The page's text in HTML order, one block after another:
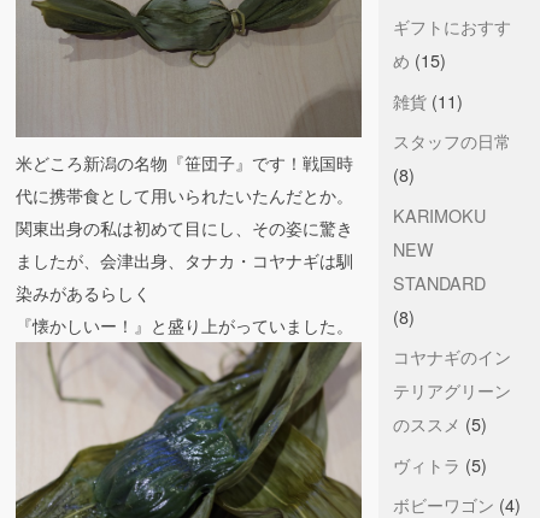
米どころ新潟の名物『笹団子』です！戦国時
代に携帯食として用いられたいたんだとか。
関東出身の私は初めて目にし、その姿に驚き
ましたが、会津出身、タナカ・コヤナギは馴
染みがあるらしく
『懐かしいー！』と盛り上がっていました。
ギフトにおすす
め (15)
雑貨(11)
スタッフの日常
(8)
KARIMOKU
NEW
STANDARD
(8)
コヤナギのイン
テリアグリーン
のススメ (5)
ヴィトラ (5)
ボビーワゴン (4)